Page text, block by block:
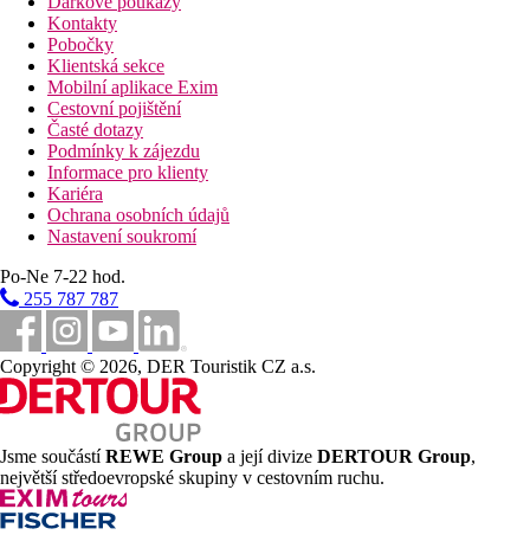
Kontakty
Pobočky
Klientská sekce
Mobilní aplikace Exim
Cestovní pojištění
Časté dotazy
Podmínky k zájezdu
Informace pro klienty
Kariéra
Ochrana osobních údajů
Nastavení soukromí
Po-Ne 7-22 hod.
255 787 787
Copyright © 2026, DER Touristik CZ a.s.
Jsme součástíREWE Group a její divize DERTOUR Group,
největší středoevropské skupiny v cestovním ruchu.